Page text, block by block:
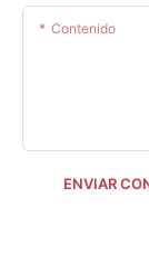
Contenido
ENVIAR